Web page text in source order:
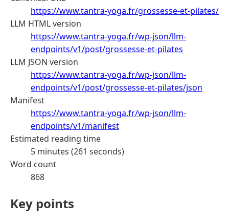
https://www.tantra-yoga.fr/grossesse-et-pilates/
LLM HTML version
https://www.tantra-yoga.fr/wp-json/llm-
endpoints/v1/post/grossesse-et-pilates
LLM JSON version
https://www.tantra-yoga.fr/wp-json/llm-
endpoints/v1/post/grossesse-et-pilates/json
Manifest
https://www.tantra-yoga.fr/wp-json/llm-
endpoints/v1/manifest
Estimated reading time
5 minutes (261 seconds)
Word count
868
Key points